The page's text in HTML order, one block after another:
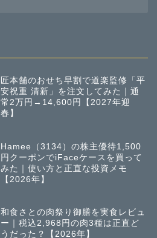
匠本舗のおせち早割で道楽監修「平
安祝重 清新」を注文してみた｜通
常2万円→14,600円【2027年迎
春】
Hamee（3134）の株主優待1,500
円クーポンでiFaceケースを買って
みた｜使い方と正直な投資メモ
【2026年】
和食さとの肉祭り御膳を実食レビュ
ー｜税込2,968円の肉3種は正直ど
うだった？【2026年】